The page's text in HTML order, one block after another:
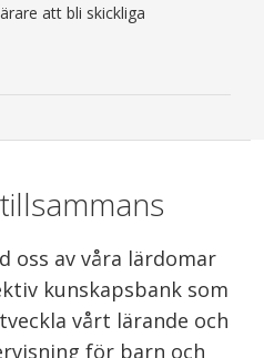
att bli skickliga
oss av våra lärdomar
kunskapsbank som
vårt lärande och
för barn och